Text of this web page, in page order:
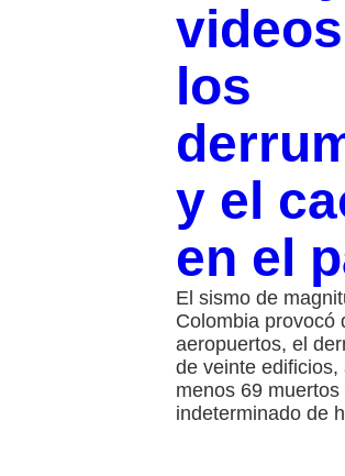
los
y el
en el
El sismo de
Colombia provocó
aeropuertos, el
de veinte edificios,
menos 69
indeterminado de